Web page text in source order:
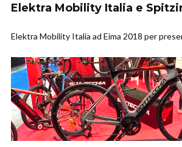
Elektra Mobility Italia e
Elektra Mobility Italia ad Eima 2018 per